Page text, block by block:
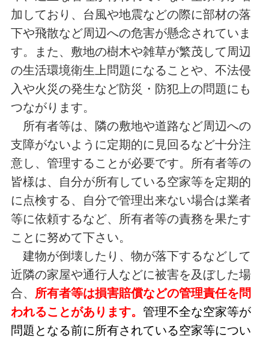
加しており、台風や地震などの際に部材の落
下や飛散など周辺への危害が懸念されていま
す。また、敷地の樹木や雑草が繁茂して周辺
の生活環境衛生上問題になることや、不法侵
入や火災の発生など防災・防犯上の問題にも
つながります。
所有者等は、隣の敷地や道路など周辺への
支障がないように定期的に見回るなど十分注
意し、管理することが必要です。所有者等の
皆様は、自分が所有している空家等を定期的
に点検する、自分で管理出来ない場合は業者
等に依頼するなど、所有者等の責務を果たす
ことに努めて下さい。
建物が倒壊したり、物が落下するなどして
近隣の家屋や通行人などに被害を及ぼした場
合、 所有者等は損害賠償などの管理責任を問
われることがあります。 管理不全な空家等が
問題となる前に所有されている空家等につい